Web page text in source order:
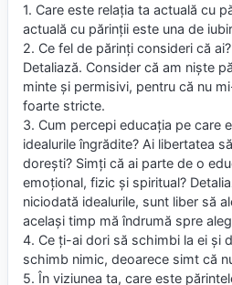
1. Care este relația ta actuală cu
actuală cu părinții este una de
2. Ce fel de părinți consideri că
Detaliază. Consider că am niște
minte și permisivi, pentru că nu
foarte stricte.
3. Cum percepi educația pe care
idealurile îngrădite? Ai libertatea
dorești? Simți că ai parte de o
emoțional, fizic și spiritual?
niciodată idealurile, sunt liber să
același timp mă îndrumă spre
4. Ce ți-ai dori să schimbi la ei și
schimb nimic, deoarece simt că
5. În viziunea ta, care este